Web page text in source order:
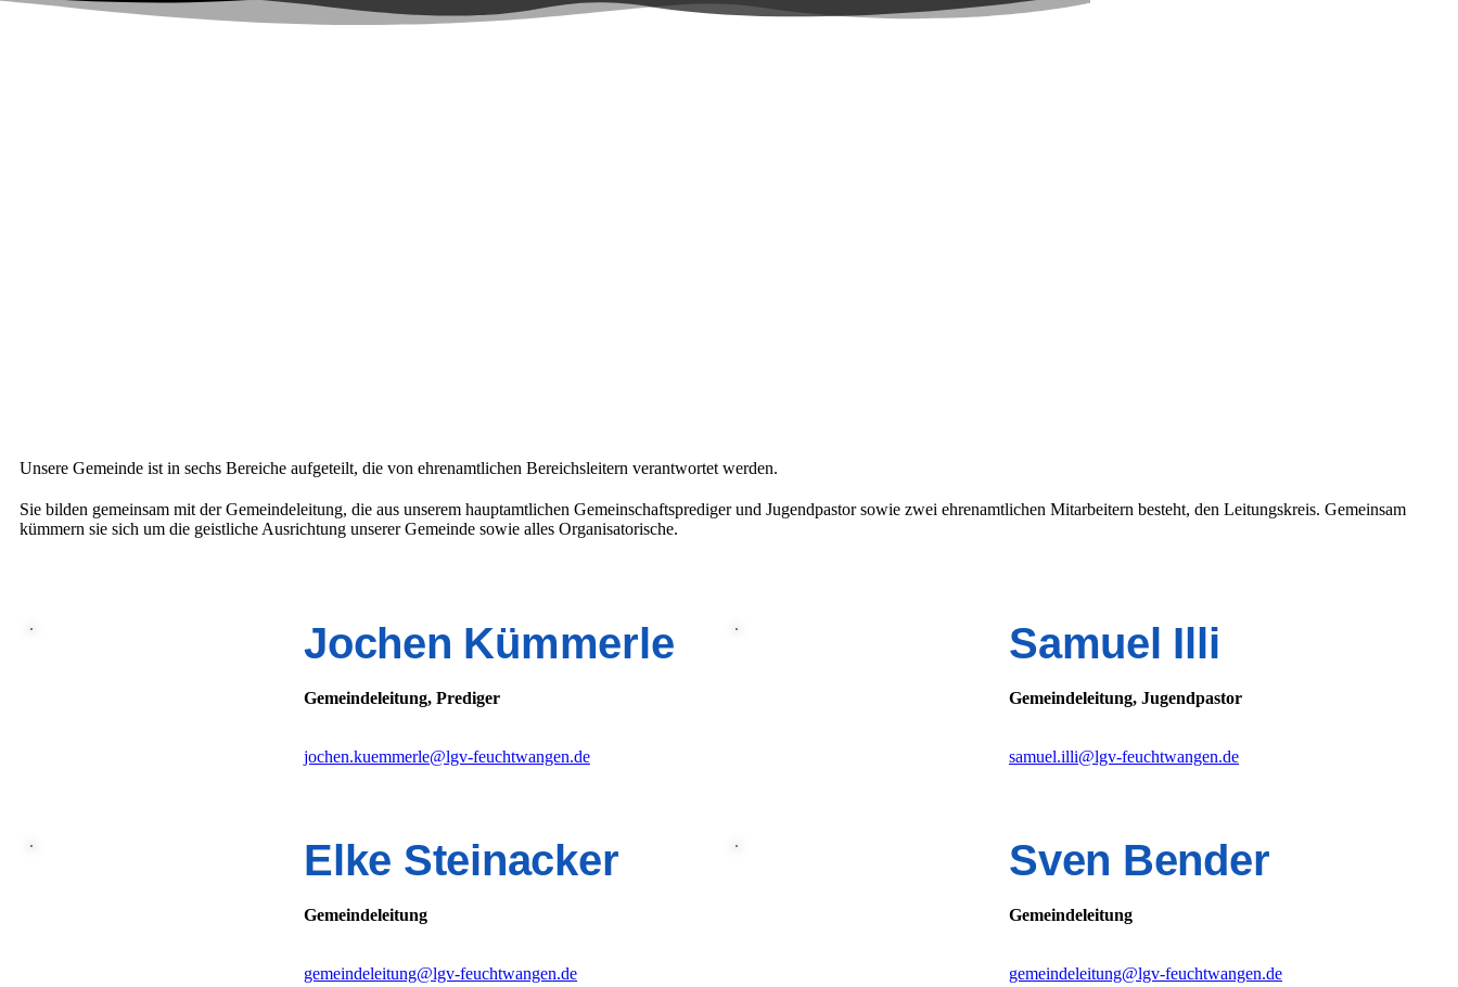
Unsere Gemeinde ist in sechs Bereiche aufgeteilt, die von ehrenamtlichen Bereichsleitern verantwortet werden.
Sie bilden gemeinsam mit der Gemeindeleitung, die aus unserem hauptamtlichen Gemeinschaftsprediger und Jugendpastor sowie zwei ehrenamtlichen Mitarbeitern besteht, den Leitungskreis. Gemeinsam
kümmern sie sich um die geistliche Ausrichtung unserer Gemeinde sowie alles Organisatorische.
Jochen Kümmerle
Gemeindeleitung, Prediger
jochen.kuemmerle@lgv-feuchtwangen.de
Samuel Illi
Gemeindeleitung, Jugendpastor
samuel.illi@lgv-feuchtwangen.de
Elke Steinacker
Gemeindeleitung
gemeindeleitung@lgv-feuchtwangen.de
Sven Bender
Gemeindeleitung
gemeindeleitung@lgv-feuchtwangen.de